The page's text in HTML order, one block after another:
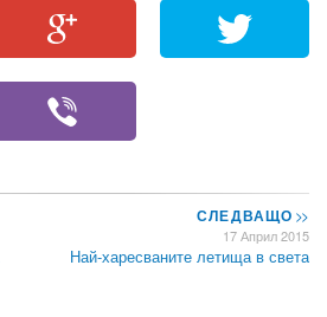
СЛЕДВАЩО>>
17 Април 2015
Най-харесваните летища в света